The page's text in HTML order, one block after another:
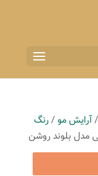
آرایش مو/رنگ
مدل بلوند روشن